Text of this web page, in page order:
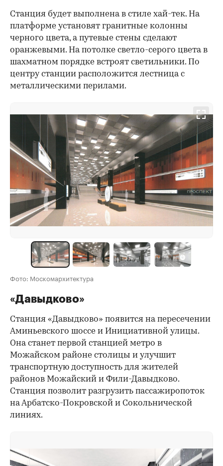
Станция будет выполнена в стиле хай-тек. На
платформе установят гранитные колонны
черного цвета, а путевые стены сделают
оранжевыми. На потолке светло-серого цвета в
шахматном порядке встроят светильники. По
центру станции расположится лестница с
металлическими перилами.
Фото: Москомархитектура
«Давыдково»
Станция «Давыдково» появится на пересечении
Аминьевского шоссе и Инициативной улицы.
Она станет первой станцией метро в
Можайском районе столицы и улучшит
транспортную доступность для жителей
районов Можайский и Фили-Давыдково.
Станция позволит разгрузить пассажиропоток
на Арбатско-Покровской и Сокольнической
линиях.